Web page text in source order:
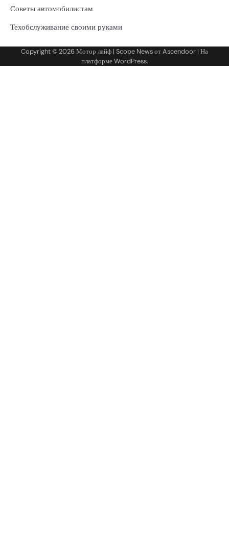
Советы автомобилистам
Техобслуживание своими руками
Copyright © 2026Мотор лайф | Scope News отAscendoor | На
платформеWordPress.